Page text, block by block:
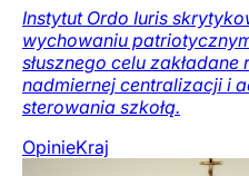
Instytut Ordo Iuris
wychowaniu
słusznego celu
nadmiernej centralizacji i
sterowania szkołą.
OpinieKraj